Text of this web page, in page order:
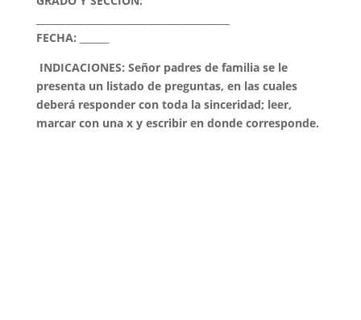
FECHA:
INDICACIONES: Señor padres de familia se le
presenta un listado de preguntas, en las cuales
deberá responder con toda la sinceridad; leer,
marcar con una x y escribir en donde corresponde.